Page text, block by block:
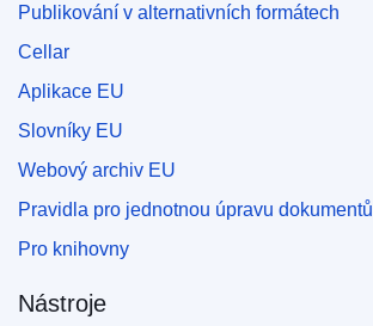
Publikování v alternativních formátech
Cellar
Aplikace EU
Slovníky EU
Webový archiv EU
Pravidla pro jednotnou úpravu dokumentů
Pro knihovny
Nástroje